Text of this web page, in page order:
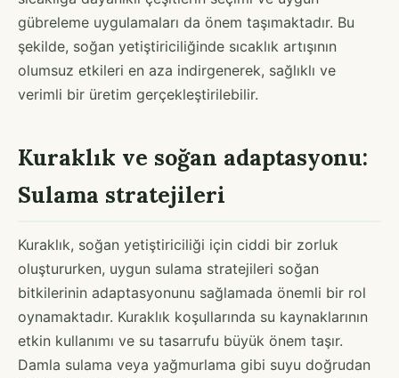
gübreleme uygulamaları da önem taşımaktadır. Bu
şekilde, soğan yetiştiriciliğinde sıcaklık artışının
olumsuz etkileri en aza indirgenerek, sağlıklı ve
verimli bir üretim gerçekleştirilebilir.
Kuraklık ve soğan adaptasyonu:
Sulama stratejileri
Kuraklık, soğan yetiştiriciliği için ciddi bir zorluk
oluştururken, uygun sulama stratejileri soğan
bitkilerinin adaptasyonunu sağlamada önemli bir rol
oynamaktadır. Kuraklık koşullarında su kaynaklarının
etkin kullanımı ve su tasarrufu büyük önem taşır.
Damla sulama veya yağmurlama gibi suyu doğrudan